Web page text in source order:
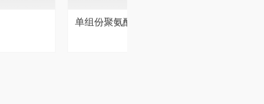
单组份聚氨酯防水涂料